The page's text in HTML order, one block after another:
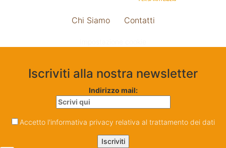
Chi Siamo Contatti
Iscriviti alla nostra newsletter
Indirizzo mail:
Accetto l'informativa privacy relativa al trattamento dei dati